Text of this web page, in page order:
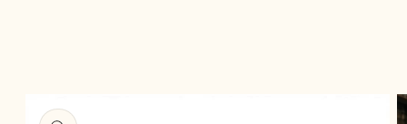
direct naar